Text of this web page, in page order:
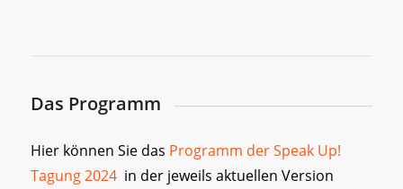
Das Programm
Hier können Sie das Programm der Speak Up!
Tagung 2024 in der jeweils aktuellen Version